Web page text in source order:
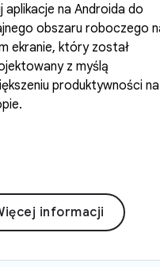
aplikacje na Androida do
obszaru roboczego
ekranie, który został
z myślą
produktywności na
informacji